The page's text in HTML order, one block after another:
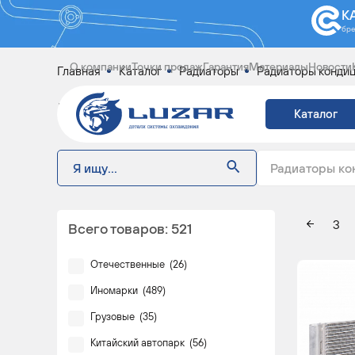
О компанииТочки продажГарантияМатериалыНовости
Каталог
Главная Каталог Радиаторы Радиаторы
РАДИАТОРЫ
Радиаторы
Всего товаров: 521
Отечественные (26)
Иномарки (489)
Грузовые (35)
Китайский автопарк (56)
3